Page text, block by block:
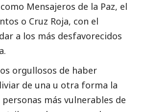
Mensajeros de la Paz, el
o Cruz Roja, con el
a los más desfavorecidos
orgullosos de haber
de una u otra forma la
más vulnerables de